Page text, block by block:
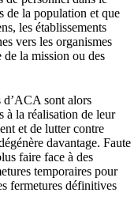
de la population et que
les établissements
vers les organismes
de la mission ou des
d’ACA sont alors
à la réalisation de leur
et de lutter contre
davantage. Faute
faire face à des
temporaires pour
fermetures définitives